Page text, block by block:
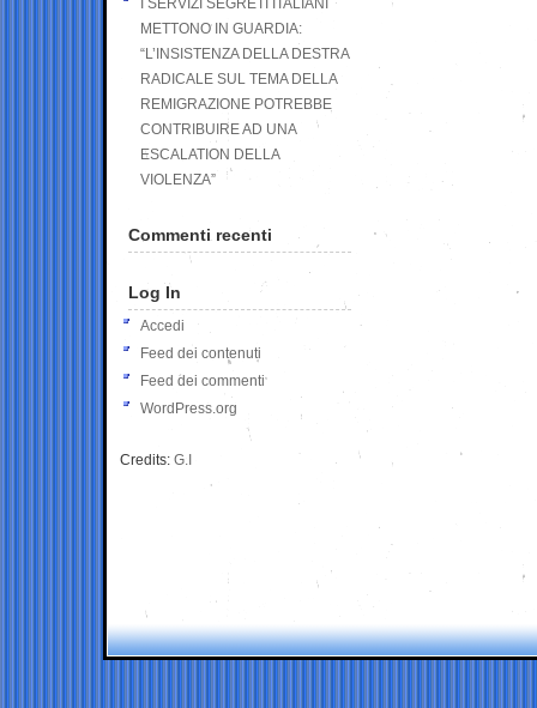
I SERVIZI SEGRETI ITALIANI
METTONO IN GUARDIA:
“L’INSISTENZA DELLA DESTRA
RADICALE SUL TEMA DELLA
REMIGRAZIONE POTREBBE
CONTRIBUIRE AD UNA
ESCALATION DELLA
VIOLENZA”
Commenti recenti
Log In
Accedi
Feed dei contenuti
Feed dei commenti
WordPress.org
Credits: G.I